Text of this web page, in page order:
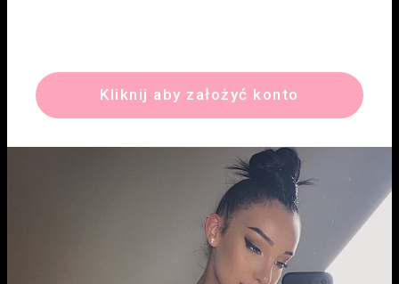
Kliknij aby założyć konto